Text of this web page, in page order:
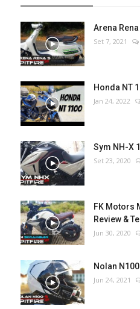
Arena
Set 7, 2021
Honda NT
Jan 24, 2022
Sym NH-X
Set 23, 2020
FK Motors
Review &
Jun 30, 2020
Nolan
Jun 24, 2021